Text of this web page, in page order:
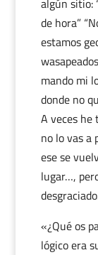
algún sitio:
de hora”
estamos
mando mi
donde no
A veces he
no lo vas a
ese se
lugar…,
«¿Qué os
lógico era